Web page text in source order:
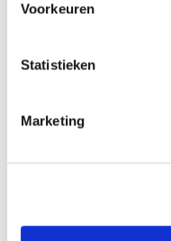
Voorkeuren
Statistieken
Marketing